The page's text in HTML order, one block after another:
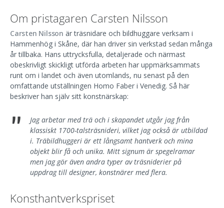
Om pristagaren Carsten Nilsson
Carsten Nilsson är träsnidare och bildhuggare verksam i
Hammenhög i Skåne, där han driver sin verkstad sedan många
år tillbaka. Hans uttrycksfulla, detaljerade och närmast
obeskrivligt skickligt utförda arbeten har uppmärksammats
runt om i landet och även utomlands, nu senast på den
omfattande utställningen Homo Faber i Venedig. Så här
beskriver han själv sitt konstnärskap:
"
Jag arbetar med trä och i skapandet utgår jag från
klassiskt 1700-talsträsnideri, vilket jag också är utbildad
i. Träbildhuggeri är ett långsamt hantverk och mina
objekt blir få och unika. Mitt signum är spegelramar
men jag gör även andra typer av träsniderier på
uppdrag till designer, konstnärer med flera.
Konsthantverkspriset